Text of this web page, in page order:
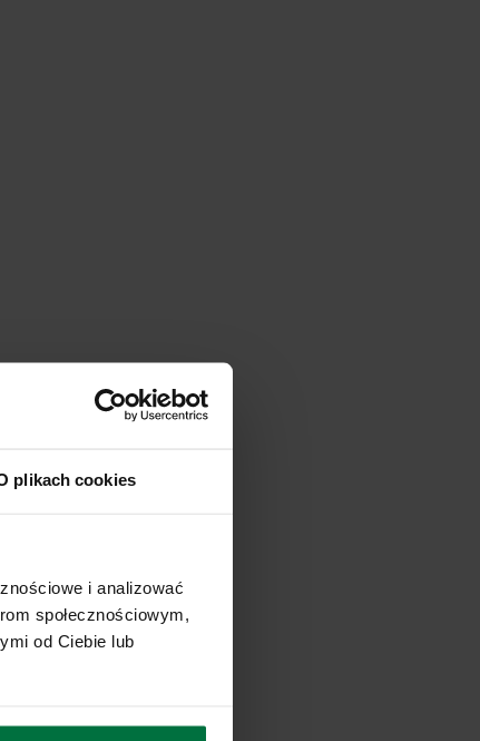
plikach cookies
i analizować
społecznościowym,
od Ciebie lub